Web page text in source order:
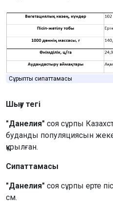
Сұрыптың сипаттамасы
Шығу тегі
"Данелия" соя сұрпы
буданды популяциясын
құрылған.
Сипаттамасы
"Данелия" соя сұрпы ерте
см.